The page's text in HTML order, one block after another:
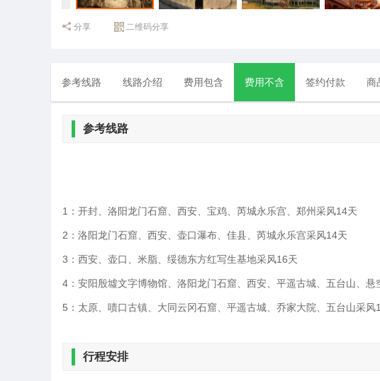
分享 二维码分享
参考线路 线路介绍 费用包含 费用不含 签约付款 商
参考线路
1：开封、洛阳龙门石窟、西安、宝鸡、芮城永乐宫、郑州采风14天
2 ：洛阳龙门石窟、西安、壶口瀑布、佳县、芮城永乐宫采风14天
3：西安、壶口、米脂、绥德东方红写生基地采风16天
4：安阳殷墟文字博物馆、洛阳龙门石窟、西安、平遥古城、五台山、悬
5：太原、啧口古镇、大同云冈石窟、平遥古城、乔家大院、五台山采风
行程安排